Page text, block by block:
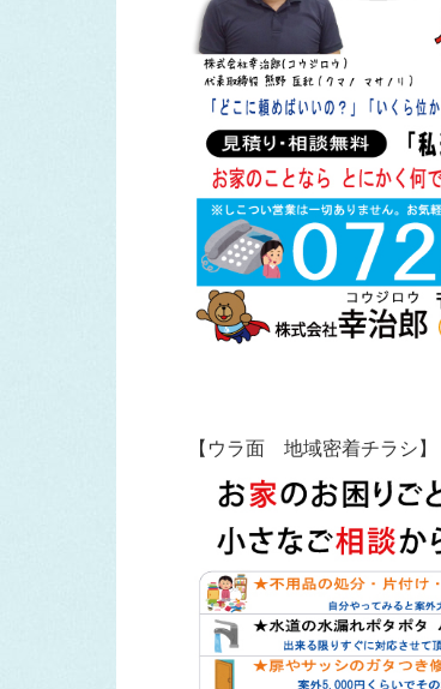
【ウラ面 地域密着チラシ】